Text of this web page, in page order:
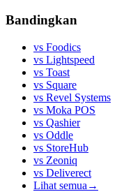
Bandingkan
vs Foodics
vs Lightspeed
vs Toast
vs Square
vs Revel Systems
vs Moka POS
vs Qashier
vs Oddle
vs StoreHub
vs Zeoniq
vs Deliverect
Lihat semua →